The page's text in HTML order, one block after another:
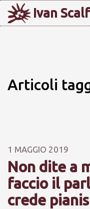
Ivan
Articoli
1 MAGGIO 2019
Non dite a
faccio il
crede